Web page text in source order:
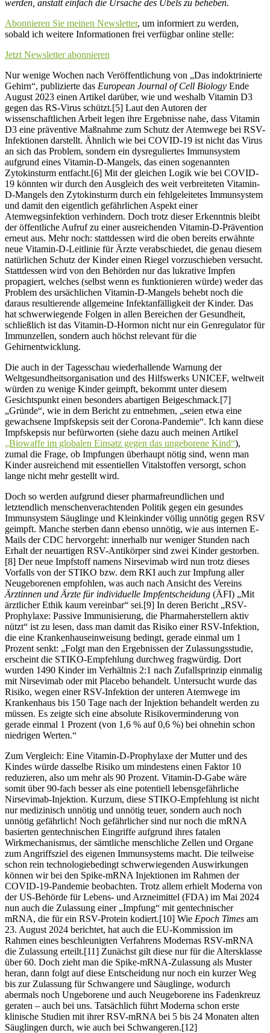
werden, anstatt einfach die Ursache des Übels zu beheben.
Abonnieren Sie meinen Newsletter, um informiert zu werden,
sobald ich weitere Informationen frei verfügbar online stelle:
Jetzt Newsletter abonnieren
Nur wenige Wochen nach Veröffentlichung von „Das indoktrinierte
Gehirn“, publizierte das European Journal of Cell Biology Ende
August 2023 einen Artikel darüber, wie und weshalb Vitamin D3
gegen das RS-Virus schützt.[5] Laut den Autoren der
wissenschaftlichen Arbeit legen ihre Ergebnisse nahe, dass Vitamin
D3 eine präventive Maßnahme zum Schutz der Atemwege bei RSV-
Infektionen darstellt. Ähnlich wie bei COVID-19 ist nicht das Virus
an sich das Problem, sondern ein dysreguliertes Immunsystem
aufgrund eines Vitamin-D-Mangels, das einen sogenannten
Zytokinsturm entfacht.[6] Mit der gleichen Logik wie bei COVID-
19 könnten wir durch den Ausgleich des weit verbreiteten Vitamin-
D-Mangels den Zytokinsturm durch ein fehlgeleitetes Immunsystem
und damit den eigentlich gefährlichen Aspekt einer
Atemwegsinfektion verhindern. Doch trotz dieser Erkenntnis bleibt
der öffentliche Aufruf zu einer ausreichenden Vitamin-D-Prävention
erneut aus. Mehr noch: stattdessen wird die oben bereits erwähnte
neue Vitamin-D-Leitlinie für Ärzte verabschiedet, die genau diesem
natürlichen Schutz der Kinder einen Riegel vorzuschieben versucht.
Stattdessen wird von den Behörden nur das lukrative Impfen
propagiert, welches (selbst wenn es funktionieren würde) weder das
Problem des ursächlichen Vitamin-D-Mangels behebt noch die
daraus resultierende allgemeine Infektanfälligkeit der Kinder. Das
hat schwerwiegende Folgen in allen Bereichen der Gesundheit,
schließlich ist das Vitamin-D-Hormon nicht nur ein Genregulator für
Immunzellen, sondern auch höchst relevant für die
Gehirnentwicklung.
Die auch in der Tagesschau wiederhallende Warnung der
Weltgesundheitsorganisation und des Hilfswerks UNICEF, weltweit
würden zu wenige Kinder geimpft, bekommt unter diesem
Gesichtspunkt einen besonders abartigen Beigeschmack.[7]
„Gründe“, wie in dem Bericht zu entnehmen, „seien etwa eine
gewachsene Impfskepsis seit der Corona-Pandemie“. Ich kann diese
Impfskepsis nur befürworten (siehe dazu auch meinen Artikel
„Biowaffe im globalen Einsatz gegen das ungeborene Kind“),
zumal die Frage, ob Impfungen überhaupt nötig sind, wenn man
Kinder ausreichend mit essentiellen Vitalstoffen versorgt, schon
lange nicht mehr gestellt wird.
Doch so werden aufgrund dieser pharmafreundlichen und
letztendlich menschenverachtenden Politik gegen ein gesundes
Immunsystem Säuglinge und Kleinkinder völlig unnötig gegen RSV
geimpft. Manche sterben dann ebenso unnötig, wie aus internen E-
Mails der CDC hervorgeht: innerhalb nur weniger Stunden nach
Erhalt der neuartigen RSV-Antikörper sind zwei Kinder gestorben.
[8] Der neue Impfstoff namens Nirsevimab wird nun trotz dieses
Vorfalls von der STIKO bzw. dem RKI auch zur Impfung aller
Neugeborenen empfohlen, was auch nach Ansicht des Vereins
Ärztinnen und Ärzte für individuelle Impfentscheidung (ÄFI) „Mit
ärztlicher Ethik kaum vereinbar“ sei.[9] In deren Bericht „RSV-
Prophylaxe: Passive Immunisierung, die Pharmaherstellern aktiv
nützt“ ist zu lesen, dass man damit das Risiko einer RSV-Infektion,
die eine Krankenhauseinweisung bedingt, gerade einmal um 1
Prozent senkt: „Folgt man den Ergebnissen der Zulassungsstudie,
erscheint die STIKO-Empfehlung durchweg fragwürdig. Dort
wurden 1490 Kinder im Verhältnis 2:1 nach Zufallsprinzip einmalig
mit Nirsevimab oder mit Placebo behandelt. Untersucht wurde das
Risiko, wegen einer RSV-Infektion der unteren Atemwege im
Krankenhaus bis 150 Tage nach der Injektion behandelt werden zu
müssen. Es zeigte sich eine absolute Risikoverminderung von
gerade einmal 1 Prozent (von 1,6 % auf 0,6 %) bei ohnehin schon
niedrigen Werten.“
Zum Vergleich: Eine Vitamin-D-Prophylaxe der Mutter und des
Kindes würde dasselbe Risiko um mindestens einen Faktor 10
reduzieren, also um mehr als 90 Prozent. Vitamin-D-Gabe wäre
somit über 90-fach besser als eine potentiell lebensgefährliche
Nirsevimab-Injektion. Kurzum, diese STIKO-Empfehlung ist nicht
nur medizinisch unnötig und unnötig teuer, sondern auch noch
unnötig gefährlich! Noch gefährlicher sind nur noch die mRNA
basierten gentechnischen Eingriffe aufgrund ihres fatalen
Wirkmechanismus, der sämtliche menschliche Zellen und Organe
zum Angriffsziel des eigenen Immunsystems macht. Die teilweise
schon rein technologiebedingt schwerwiegenden Auswirkungen
können wir bei den Spike-mRNA Injektionen im Rahmen der
COVID-19-Pandemie beobachten. Trotz allem erhielt Moderna von
der US-Behörde für Lebens- und Arzneimittel (FDA) im Mai 2024
nun auch die Zulassung einer „Impfung“ mit gentechnischer
mRNA, die für ein RSV-Protein kodiert.[10] Wie Epoch Times am
23. August 2024 berichtet, hat auch die EU-Kommission im
Rahmen eines beschleunigten Verfahrens Modernas RSV-mRNA
die Zulassung erteilt.[11] Zunächst gilt diese nur für die Altersklasse
über 60. Doch zieht man die Spike-mRNA-Zulassung als Muster
heran, dann folgt auf diese Entscheidung nur noch ein kurzer Weg
bis zur Zulassung für Schwangere und Säuglinge, wodurch
abermals noch Ungeborene und auch Neugeborene ins Fadenkreuz
geraten – auch bei uns. Tatsächlich führt Moderna schon erste
klinische Studien mit ihrer RSV-mRNA bei 5 bis 24 Monaten alten
Säuglingen durch, wie auch bei Schwangeren.[12]